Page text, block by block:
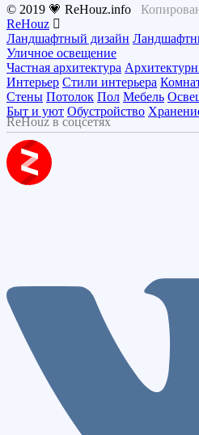
© 2019 💗 ReHouz.info
ReHouz
Ландшафтный дизайн
Уличное освещение
Частная архитектура
Интерьер Стили интерьера
Стены Потолок Пол Мебель
Быт и уют Обустройство
ReHouz в соцсетях